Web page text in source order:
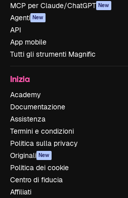
MCP per Claude/ChatGPT New
Agenti New
API
App mobile
Tutti gli strumenti Magnific
Inizia
Academy
Documentazione
Assistenza
Termini e condizioni
Politica sulla privacy
Originali New
Politica dei cookie
Centro di fiducia
Affiliati